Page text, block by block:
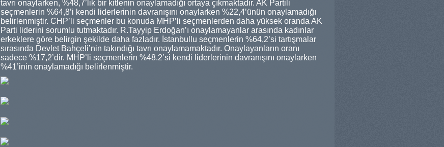
tavrı onaylarken, %48,7’lik bir kitlenin onaylamadığı ortaya çıkmaktadır. AK Partili
seçmenlerin %64,8’i kendi liderlerinin davranışını onaylarken %22,4’ünün onaylamadığı
belirlenmiştir. CHP’li seçmenler bu konuda MHP’li seçmenlerden daha yüksek oranda AK
Parti liderini sorumlu tutmaktadır. R.Tayyip Erdoğan’ı onaylamayanlar arasında kadınlar
erkeklere göre belirgin şekilde daha fazladır. İstanbullu seçmenlerin %64,2’si tartışmalar
sırasında Devlet Bahçeli’nin takındığı tavrı onaylamamaktadır. Onaylayanların oranı
sadece %17,2’dir. MHP’li seçmenlerin %48.2’si kendi liderlerinin davranışını onaylarken
%41’inin onaylamadığı belirlenmiştir.